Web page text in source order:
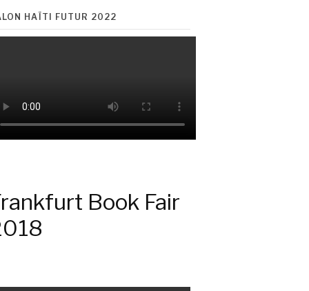
HAÏTI FUTUR 2022
Book Fair